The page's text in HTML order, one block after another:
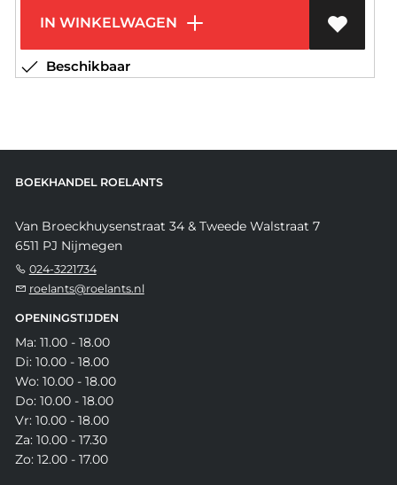
IN WINKELWAGEN
Beschikbaar
BOEKHANDEL ROELANTS
Van Broeckhuysenstraat 34 & Tweede Walstraat 7
6511 PJ Nijmegen
024-3221734
roelants@roelants.nl
OPENINGSTIJDEN
Ma: 11.00 - 18.00
Di: 10.00 - 18.00
Wo: 10.00 - 18.00
Do: 10.00 - 18.00
Vr: 10.00 - 18.00
Za: 10.00 - 17.30
Zo: 12.00 - 17.00